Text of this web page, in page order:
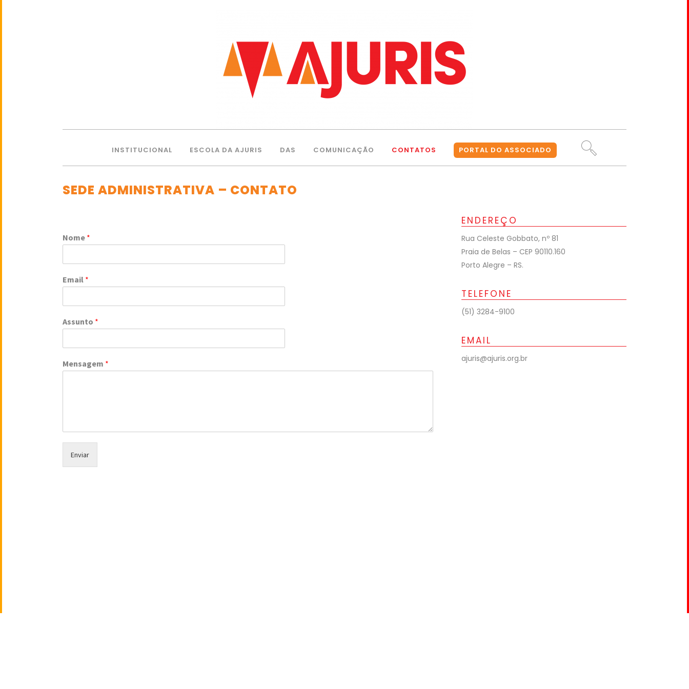
INSTITUCIONAL ESCOLA DA AJURIS DAS COMUNICAÇÃO CONTATOS PORTAL DO ASSOCIADO
SEDE ADMINISTRATIVA – CONTATO
Nome *
Email *
Assunto *
Mensagem *
Enviar
ENDEREÇO
Rua Celeste Gobbato, nº 81
Praia de Belas – CEP 90110.160
Porto Alegre – RS.
TELEFONE
(51) 3284-9100
EMAIL
ajuris@ajuris.org.br